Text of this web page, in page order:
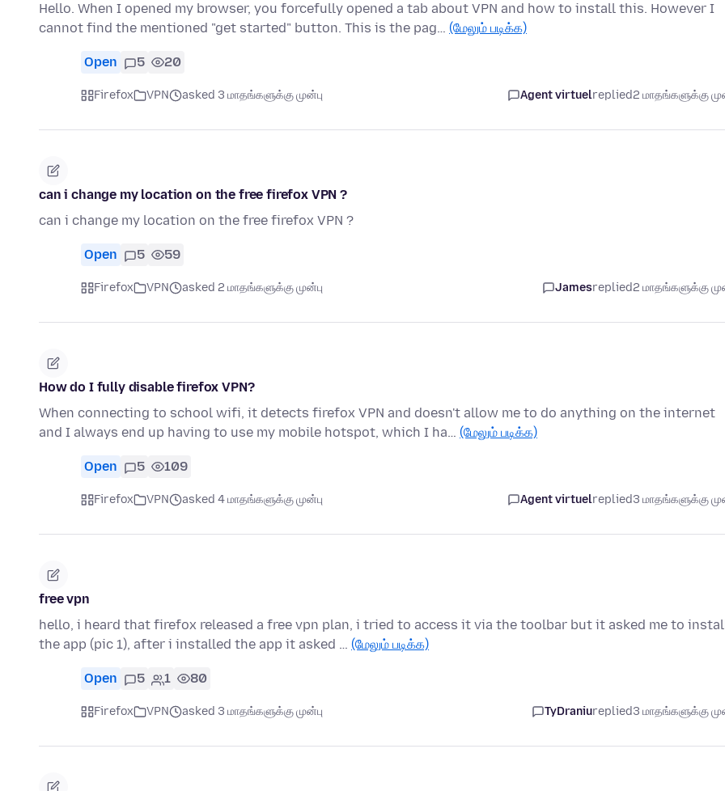
Hello. When I opened my browser, you forcefully opened a tab about VPN and how to install this. However I
cannot find the mentioned "get started" button. This is the pag… (மேலும் படிக்க)
Open 5 20
Firefox VPN asked 3 மாதங்களுக்கு முன்பு Agent virtuelreplied2 மாதங்களுக்கு
can i change my location on the free firefox VPN ?
can i change my location on the free firefox VPN ?
Open 5 59
Firefox VPN asked 2 மாதங்களுக்கு முன்பு Jamesreplied2 மாதங்களுக்கு
How do I fully disable firefox VPN?
When connecting to school wifi, it detects firefox VPN and doesn't allow me to do anything on the internet
and I always end up having to use my mobile hotspot, which I ha… (மேலும் படிக்க)
Open 5 109
Firefox VPN asked 4 மாதங்களுக்கு முன்பு Agent virtuelreplied3 மாதங்களுக்கு
free vpn
hello, i heard that firefox released a free vpn plan, i tried to access it via the toolbar but it asked me to
the app (pic 1), after i installed the app it asked … (மேலும் படிக்க)
Open 5 1 80
Firefox VPN asked 3 மாதங்களுக்கு முன்பு TyDraniureplied3 மாதங்களுக்கு